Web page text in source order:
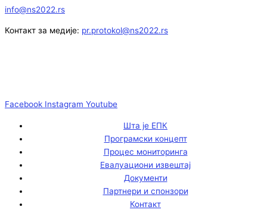
info@ns2022.rs
Контакт за медије: pr.protokol@ns2022.rs
Facebook Instagram Youtube
Шта је ЕПК
Програмски концепт
Процес мониторинга
Евалуациони извештај
Документи
Партнери и спонзори
Контакт